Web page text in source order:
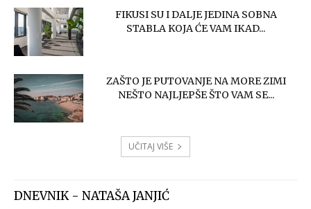
FIKUSI SU I DALJE JEDINA SOBNA
STABLA KOJA ĆE VAM IKAD...
ZAŠTO JE PUTOVANJE NA MORE ZIMI
NEŠTO NAJLJEPŠE ŠTO VAM SE...
UČITAJ VIŠE
DNEVNIK - NATAŠA JANJIĆ